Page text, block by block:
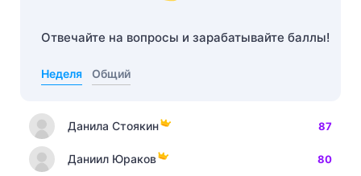
Отвечайте на вопросы и зарабатывайте баллы!
Неделя Общий
Данила Стоякин 87
Даниил Юраков 80